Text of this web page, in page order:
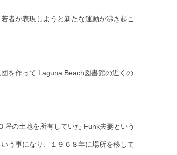
者が表現しようと新たな運動が沸き起こ
を作って Laguna Beach図書館の近くの
の土地を所有していた Funk夫妻という
う事になり、１９６８年に場所を移して